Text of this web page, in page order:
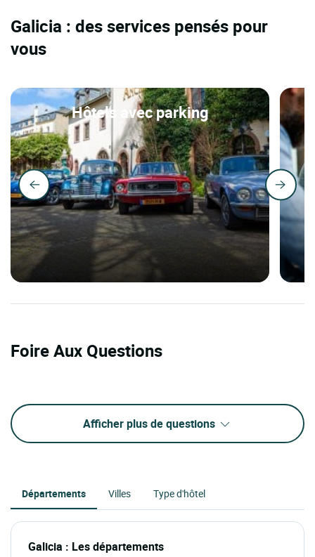
Galicia : des services pensés pour
vous
Hôtels avec parking
Foire Aux Questions
Afficher plus de questions
Départements Villes Type d'hôtel
Galicia : Les départements